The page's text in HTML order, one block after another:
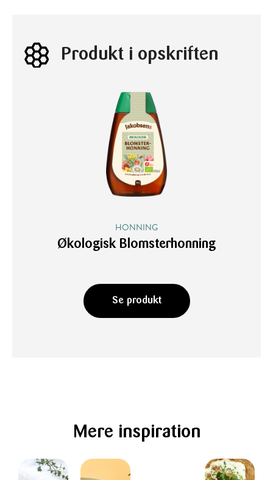
Produkt i opskriften
HONNING
Økologisk Blomsterhonning
Se produkt
Mere inspiration